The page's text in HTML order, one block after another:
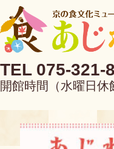
TEL 075-321-
開館時間（水曜日